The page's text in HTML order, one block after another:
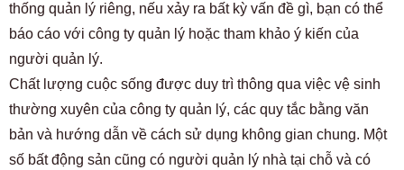
thống quản lý riêng, nếu xảy ra bất kỳ vấn đề gì, bạn có thể
báo cáo với công ty quản lý hoặc tham khảo ý kiến ​​của
người quản lý.
Chất lượng cuộc sống được duy trì thông qua việc vệ sinh
thường xuyên của công ty quản lý, các quy tắc bằng văn
bản và hướng dẫn về cách sử dụng không gian chung. Một
số bất động sản cũng có người quản lý nhà tại chỗ và có